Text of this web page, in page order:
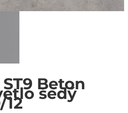
ST9 Beton
šedý